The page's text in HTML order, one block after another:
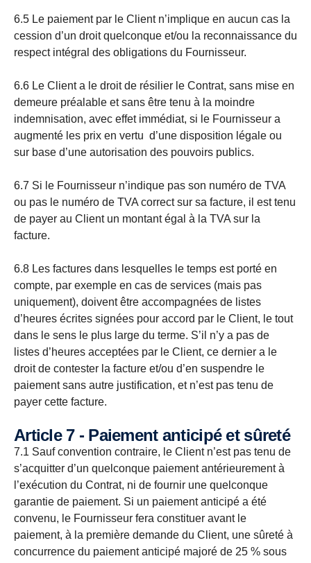
6.5 Le paiement par le Client n’implique en aucun cas la
cession d’un droit quelconque et/ou la reconnaissance du
respect intégral des obligations du Fournisseur.
6.6 Le Client a le droit de résilier le Contrat, sans mise en
demeure préalable et sans être tenu à la moindre
indemnisation, avec effet immédiat, si le Fournisseur a
augmenté les prix en vertu d’une disposition légale ou
sur base d’une autorisation des pouvoirs publics.
6.7 Si le Fournisseur n’indique pas son numéro de TVA
ou pas le numéro de TVA correct sur sa facture, il est tenu
de payer au Client un montant égal à la TVA sur la
facture.
6.8 Les factures dans lesquelles le temps est porté en
compte, par exemple en cas de services (mais pas
uniquement), doivent être accompagnées de listes
d’heures écrites signées pour accord par le Client, le tout
dans le sens le plus large du terme. S’il n’y a pas de
listes d’heures acceptées par le Client, ce dernier a le
droit de contester la facture et/ou d’en suspendre le
paiement sans autre justification, et n’est pas tenu de
payer cette facture.
Article 7 - Paiement anticipé et sûreté
7.1 Sauf convention contraire, le Client n’est pas tenu de
s’acquitter d’un quelconque paiement antérieurement à
l’exécution du Contrat, ni de fournir une quelconque
garantie de paiement. Si un paiement anticipé a été
convenu, le Fournisseur fera constituer avant le
paiement, à la première demande du Client, une sûreté à
concurrence du paiement anticipé majoré de 25 % sous